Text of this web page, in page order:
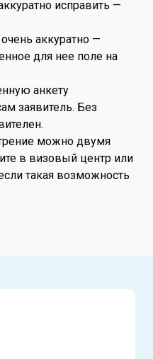
исправить —
аккуратно —
для нее поле на
анкету
заявитель. Без
можно двумя
в визовый центр или
такая возможность